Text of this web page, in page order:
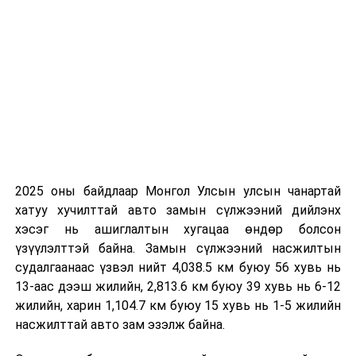
зарим газраар, 06-нд нутгийн хойд хэсгээр, 07-нд төв,
зүүн аймгуудын нутгийн зарим газраар, 08-нд нутгийн
зүүн хэсгээр бороо, дуу цахилгаантай аадар бороо
орно. Салхи ихэнх хугацаанд секундэд 5-10 метр, 05-
нд нутгийн зарим газраар, 07, 08-нд говь, тал, хээрийн
нутгаар секундэд 14-16 метр хүрч ширүүснэ. 05, 06-
нд нутгийн хойд хэсгээр, 07, 08-нд нутгийн зүүн
хэсгээр сэрүүсэж Монгол-Алтай, Хангай, Хөвсгөл,
2025 оны байдлаар Монгол Улсын улсын чанартай
хатуу хучилттай авто замын сүлжээний дийлэнх
хэсэг нь ашиглалтын хугацаа өндөр болсон
үзүүлэлттэй байна. Замын сүлжээний насжилтын
судалгаанаас үзвэл нийт 4,038.5 км буюу 56 хувь нь
13-аас дээш жилийн, 2,813.6 км буюу 39 хувь нь 6-12
жилийн, харин 1,104.7 км буюу 15 хувь нь 1-5 жилийн
насжилттай авто зам эзэлж байна.